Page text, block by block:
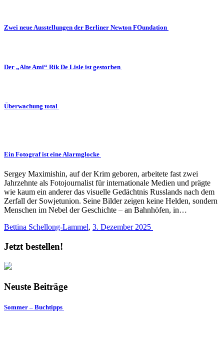
Zwei neue Ausstellungen der Berliner Newton FOundation
Der „Alte Ami“ Rik De Lisle ist gestorben
Überwachung total
Ein Fotograf ist eine Alarmglocke
Sergey Maximishin, auf der Krim geboren, arbeitete fast zwei
Jahrzehnte als Fotojournalist für internationale Medien und prägte
wie kaum ein anderer das visuelle Gedächtnis Russlands nach dem
Zerfall der Sowjetunion. Seine Bilder zeigen keine Helden, sondern
Menschen im Nebel der Geschichte – an Bahnhöfen, in…
Bettina Schellong-Lammel, 3. Dezember 2025
Jetzt bestellen!
Neuste Beiträge
Sommer – Buchtipps